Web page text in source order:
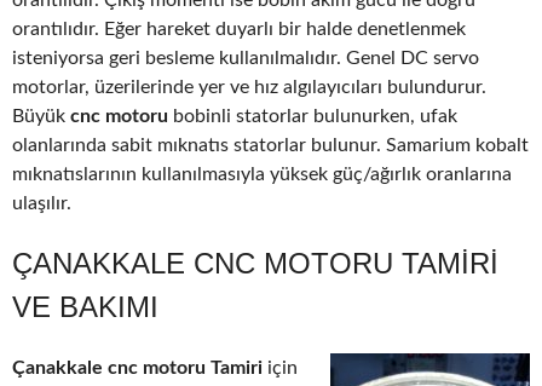
orantılıdır. Eğer hareket duyarlı bir halde denetlenmek
isteniyorsa geri besleme kullanılmalıdır. Genel DC servo
motorlar, üzerilerinde yer ve hız algılayıcıları bulundurur.
Büyük cnc motoru bobinli statorlar bulunurken, ufak
olanlarında sabit mıknatıs statorlar bulunur. Samarium kobalt
mıknatıslarının kullanılmasıyla yüksek güç/ağırlık oranlarına
ulaşılır.
ÇANAKKALE CNC MOTORU TAMIRI
VE BAKIMI
Çanakkale cnc motoru Tamiri için